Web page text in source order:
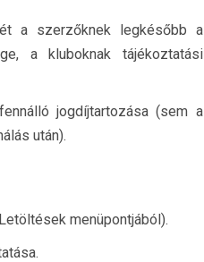
a szerzőknek legkésőbb a
a kluboknak tájékoztatási
jogdíjtartozása (sem a
után).
menüpontjából).